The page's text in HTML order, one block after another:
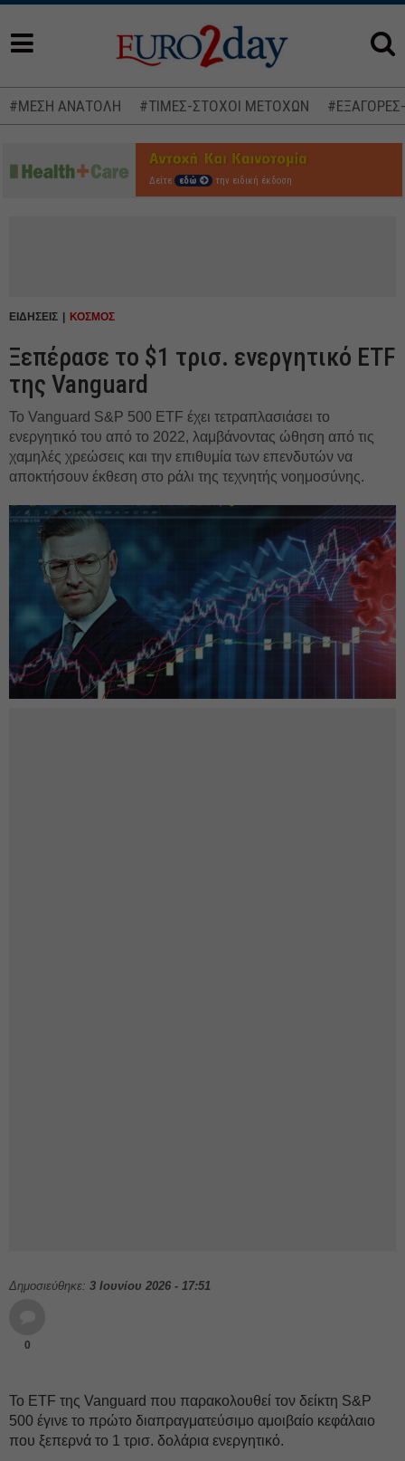
#ΜΕΣΗ ΑΝΑΤΟΛΗ #ΤΙΜΕΣ-ΣΤΟΧΟΙ ΜΕΤΟΧΩΝ
Δείτε εδώ την ειδική έκδοση
ΕΙΔΗΣΕΙΣ ΚΟΣΜΟΣ
Ξεπέρασε το $1 τρισ. ενεργητικό ETF
της Vanguard
Το Vanguard S&P 500 ETF έχει τετραπλασιάσει το
ενεργητικό του από το 2022, λαμβάνοντας ώθηση από τις
χαμηλές χρεώσεις και την επιθυμία των επενδυτών να
αποκτήσουν έκθεση στο ράλι της τεχνητής νοημοσύνης.
Δημοσιεύθηκε: 3 Ιουνίου 2026 - 17:51
0
Το ETF της Vanguard που παρακολουθεί τον δείκτη S&P
500 έγινε το πρώτο διαπραγματεύσιμο αμοιβαίο κεφάλαιο
που ξεπερνά το 1 τρισ. δολάρια ενεργητικό.